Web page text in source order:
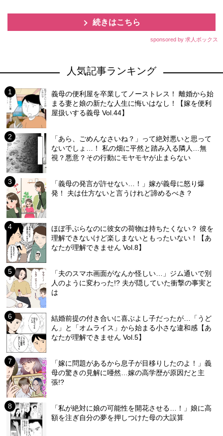
続きはこちら
sponsored by 求人ボックス
人気記事ランキング
義母の便利屋を卒業してノーストレス！ 離婚から始
まる妻と娘の新たな人生に悔いはなし！【嫁を便利
屋扱いする義母 Vol.44】
「あら、ごめんなさいね？」って絶対悪いと思って
ないでしょ…！ 私の畑に平然と踏み入る隣人…無
視？悪意？その行動にモヤモヤが止まらない
「義母の発言が許せない…！」嫁が義母に怒り爆
発！ 夫は仕方ないと言うけれど諦めるべき？
ほぼ手ぶらなのに彼女の荷物は持ちたくない？ 彼を
理解できないけど楽しまないともったいない！【あ
なたが理解できません Vol.8】
「夫のスマホ画面がなんか怪しい…」ジム通いで別
人のように変わった!? 夫が隠していた衝撃の事実と
は
結婚前提の付き合いに喜ぶよし子だったが…「うど
ん」と「オムライス」から始まる小さな違和感【あ
なたが理解できません Vol.5】
「嫁に問題があるから息子が目移りしたのよ！」義
母の驚きの見解に唖然…嫁の高学歴が原因だと主
張!?
「私が絶対に娘の可能性を開花させる…！」娘に高
額を注ぎ自分の夢を押しつけた母の大誤算